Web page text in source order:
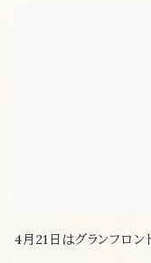
4月21日はグランフロン